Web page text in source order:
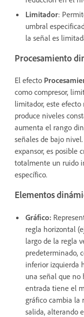
Limitador:
umbral
la señal es
Procesamiento
El efecto
como compresor,
limitador, este
produce niveles
aumenta el rango
señales de bajo
expansor, es posible
totalmente un ruido
específico.
Elementos
Gráfico:
regla horizontal
largo de la regla
predeterminado,
inferior izquierda
una señal que no
entrada tiene el
gráfico cambia la
salida, alterando